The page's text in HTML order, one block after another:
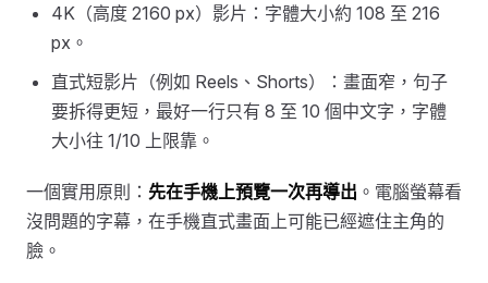
4K（高度 2160 px）影片：字體大小約 108 至 216
px。
直式短影片（例如 Reels、Shorts）：畫面窄，句子
要拆得更短，最好一行只有 8 至 10 個中文字，字體
大小往 1/10 上限靠。
一個實用原則： 先在手機上預覽一次再導出 。電腦螢幕看
沒問題的字幕，在手機直式畫面上可能已經遮住主角的
臉。